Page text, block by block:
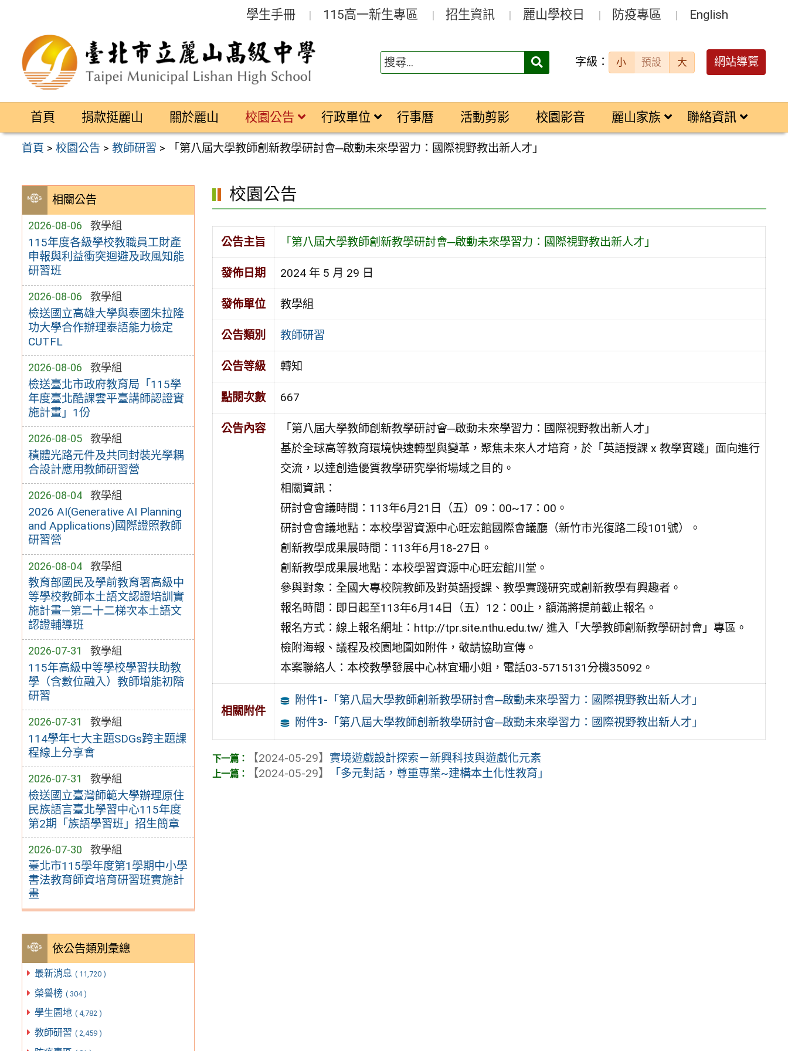
區
學生手冊 115高一新生專區 招生資訊 麗山學校日 防疫專區 English
搜
字級： 小 預設 大 網站導覽
首頁 捐款挺麗山 關於麗山 校園公告 行政單位 行事曆 活動剪影 校園影音 麗山家族 聯絡資訊
首頁 >校園公告 >教師研習 > 「第八屆大學教師創新教學研討會─啟動未來學習力：國際視野教出新人才」
相關公告
2026-08-06 教學組
115年度各級學校教職員工財產
申報與利益衝突迴避及政風知能
研習班
2026-08-06 教學組
檢送國立高雄大學與泰國朱拉隆
功大學合作辦理泰語能力檢定
CUTFL
2026-08-06 教學組
檢送臺北市政府教育局「115學
年度臺北酷課雲平臺講師認證實
施計畫」1份
2026-08-05 教學組
積體光路元件及共同封裝光學耦
合設計應用教師研習營
2026-08-04 教學組
2026 AI(Generative AI Planning
and Applications)國際證照教師
研習營
2026-08-04 教學組
教育部國民及學前教育署高級中
等學校教師本土語文認證培訓實
施計畫—第二十二梯次本土語文
認證輔導班
2026-07-31 教學組
115年高級中等學校學習扶助教
學（含數位融入）教師增能初階
研習
2026-07-31 教學組
114學年七大主題SDGs跨主題課
程線上分享會
2026-07-31 教學組
檢送國立臺灣師範大學辦理原住
民族語言臺北學習中心115年度
第2期「族語學習班」招生簡章
2026-07-30 教學組
臺北市115學年度第1學期中小學
書法教育師資培育研習班實施計
畫
依公告類別彙總
最新消息 ( 11,720 )
榮譽榜 ( 304 )
學生園地 ( 4,782 )
教師研習 ( 2,459 )
校園公告
公告主旨 「第八屆大學教師創新教學研討會─啟動未來學習力：國際視野教出新人才」
發佈日期 2024 年 5 月 29 日
發佈單位 教學組
公告類別 教師研習
公告等級 轉知
點閱次數 667
公告內容
「第八屆大學教師創新教學研討會─啟動未來學習力：國際視野教出新人才」
基於全球高等教育環境快速轉型與變革，聚焦未來人才培育，於「英語授課 x 教學實踐」面向進行
交流，以達創造優質教學研究學術場域之目的。
相關資訊：
研討會會議時間：113年6月21日（五）09：00~17：00。
研討會會議地點：本校學習資源中心旺宏館國際會議廳（新竹市光復路二段101號）。
創新教學成果展時間：113年6月18-27日。
創新教學成果展地點：本校學習資源中心旺宏館川堂。
參與對象：全國大專校院教師及對英語授課、教學實踐研究或創新教學有興趣者。
報名時間：即日起至113年6月14日（五）12：00止，額滿將提前截止報名。
報名方式：線上報名網址：http://tpr.site.nthu.edu.tw/ 進入「大學教師創新教學研討會」專區。
檢附海報、議程及校園地圖如附件，敬請協助宣傳。
本案聯絡人：本校教學發展中心林宜珊小姐，電話03-5715131分機35092。
相關附件
附件1-「第八屆大學教師創新教學研討會─啟動未來學習力：國際視野教出新人才」
附件3-「第八屆大學教師創新教學研討會─啟動未來學習力：國際視野教出新人才」
【2024-05-29】 實境遊戲設計探索－新興科技與遊戲化元素
【2024-05-29】
「多元對話，尊重專業~建構本土化性教育」